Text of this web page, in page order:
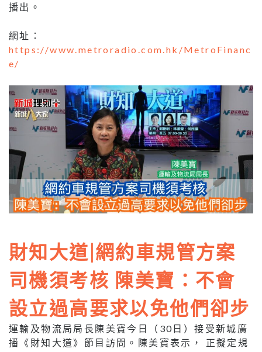
播出。
網址：
https://www.metroradio.com.hk/MetroFinanc
e/
財知大道|網約車規管方案
司機須考核 陳美寶：不會
設立過高要求以免他們卻步
運輸及物流局局長陳美寶今日（30日）接受新城廣
播《財知大道》節目訪問。陳美寶表示， 正擬定規